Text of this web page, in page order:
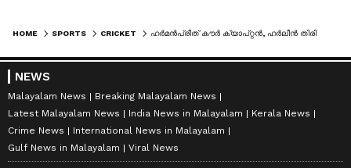
HOME SPORTS CRICKET
NEWS
Malayalam News
Breaking Malayalam News
Latest Malayalam News
India News in Malayalam
Kerala News
Crime News
International News in Malayalam
Gulf News in Malayalam
Viral News